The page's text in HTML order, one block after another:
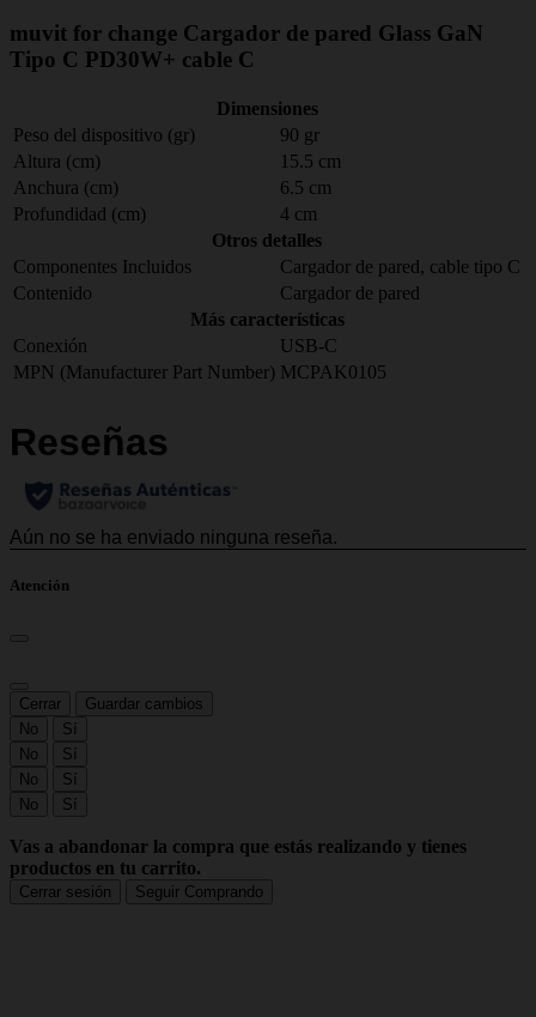
muvit for change Cargador de pared Glass GaN
Tipo C PD30W+ cable C
Dimensiones
Peso del dispositivo (gr)
90 gr
Altura (cm)
15.5 cm
Anchura (cm)
6.5 cm
Profundidad (cm)
4 cm
Otros detalles
Componentes Incluidos
Cargador de pared, cable tipo C
Contenido
Cargador de pared
Más características
Conexión
USB-C
MPN (Manufacturer Part Number) MCPAK0105
Atención
Cerrar
Guardar cambios
No
Sí
No
Sí
No
Sí
No
Sí
Vas a abandonar la compra que estás realizando y tienes
productos en tu carrito.
Cerrar sesión Seguir Comprando